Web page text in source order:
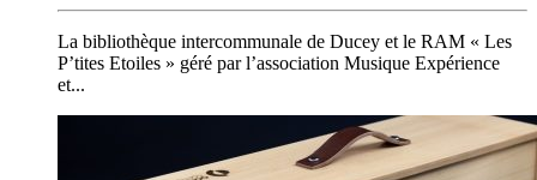
La bibliothèque intercommunale de Ducey et le RAM « Les
P’tites Etoiles » géré par l’association Musique Expérience
et...